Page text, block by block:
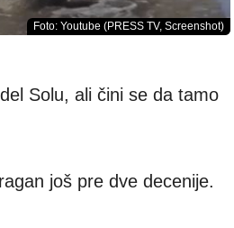
Foto: Youtube (PRESS TV, Screenshot)
Solu, ali čini se da tamo
još pre dve decenije.